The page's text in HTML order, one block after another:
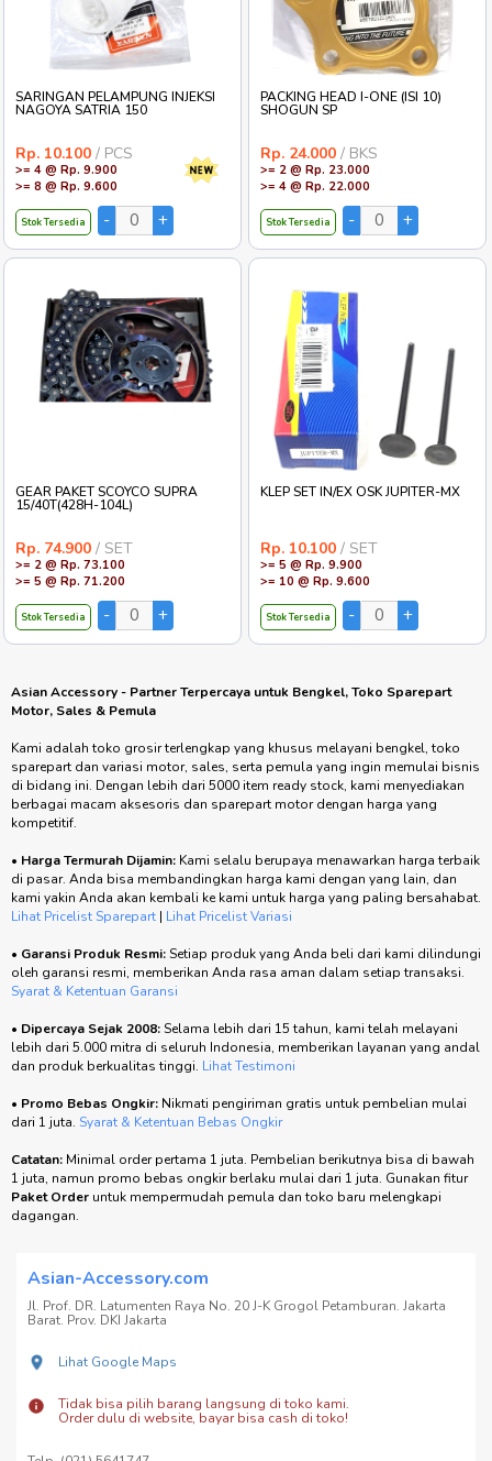
SARINGAN PELAMPUNG INJEKSI
NAGOYA SATRIA 150
Rp. 10.100 / PCS
>= 4 @ Rp. 9.900
>= 8 @ Rp. 9.600
Stok Tersedia
PACKING HEAD I-ONE (ISI 10)
SHOGUN SP
Rp. 24.000 / BKS
>= 2 @ Rp. 23.000
>= 4 @ Rp. 22.000
Stok Tersedia
GEAR PAKET SCOYCO SUPRA
15/40T(428H-104L)
Rp. 74.900 / SET
>= 2 @ Rp. 73.100
>= 5 @ Rp. 71.200
Stok Tersedia
KLEP SET IN/EX OSK JUPITER-MX
Rp. 10.100 / SET
>= 5 @ Rp. 9.900
>= 10 @ Rp. 9.600
Stok Tersedia
Asian Accessory - Partner Terpercaya untuk Bengkel, Toko Sparepart
Motor, Sales & Pemula
Kami adalah toko grosir terlengkap yang khusus melayani bengkel, toko
sparepart dan variasi motor, sales, serta pemula yang ingin memulai bisnis
di bidang ini. Dengan lebih dari 5000 item ready stock, kami menyediakan
berbagai macam aksesoris dan sparepart motor dengan harga yang
kompetitif.
• Harga Termurah Dijamin: Kami selalu berupaya menawarkan harga terbaik
di pasar. Anda bisa membandingkan harga kami dengan yang lain, dan
kami yakin Anda akan kembali ke kami untuk harga yang paling bersahabat.
Lihat Pricelist Sparepart | Lihat Pricelist Variasi
• Garansi Produk Resmi:Setiap produk yang Anda beli dari kami dilindungi
oleh garansi resmi, memberikan Anda rasa aman dalam setiap transaksi.
Syarat & Ketentuan Garansi
• Dipercaya Sejak 2008:Selama lebih dari 15 tahun, kami telah melayani
lebih dari 5.000 mitra di seluruh Indonesia, memberikan layanan yang andal
dan produk berkualitas tinggi. Lihat Testimoni
• Promo Bebas Ongkir: Nikmati pengiriman gratis untuk pembelian mulai
dari 1 juta. Syarat & Ketentuan Bebas Ongkir
Catatan: Minimal order pertama 1 juta. Pembelian berikutnya bisa di bawah
1 juta, namun promo bebas ongkir berlaku mulai dari 1 juta. Gunakan fitur
Paket Order untuk mempermudah pemula dan toko baru melengkapi
dagangan.
Asian-Accessory.com
Jl. Prof. DR. Latumenten Raya No. 20 J-K Grogol Petamburan. Jakarta
Barat. Prov. DKI Jakarta
Lihat Google Maps
Tidak bisa pilih barang langsung di toko kami.
Order dulu di website, bayar bisa cash di toko!